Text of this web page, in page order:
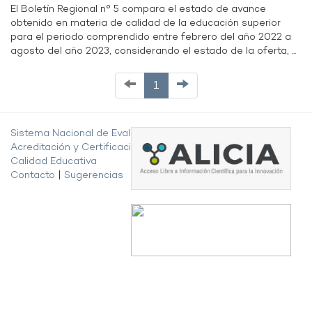
El Boletín Regional n° 5 compara el estado de avance
obtenido en materia de calidad de la educación superior
para el periodo comprendido entre febrero del año 2022 a
agosto del año 2023, considerando el estado de la oferta, ...
1
Sistema Nacional de Evaluación,
Acreditación y Certificación de la
Calidad Educativa
Contacto
Sugerencias